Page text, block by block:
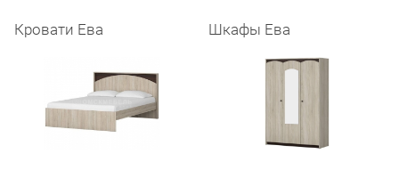
Кровати Ева Шкафы Ева